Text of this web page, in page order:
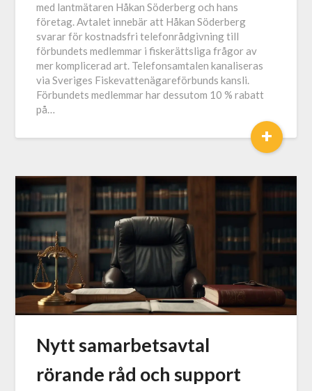
med lantmätaren Håkan Söderberg och hans
företag. Avtalet innebär att Håkan Söderberg
svarar för kostnadsfri telefonrådgivning till
förbundets medlemmar i fiskerättsliga frågor av
mer komplicerad art. Telefonsamtalen kanaliseras
via Sveriges Fiskevattenägareförbunds kansli.
Förbundets medlemmar har dessutom 10 % rabatt
på…
+
Nytt samarbetsavtal
rörande råd och support